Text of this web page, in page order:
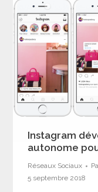
Instagram
autonome
Réseaux Sociaux
5 septembre 2018